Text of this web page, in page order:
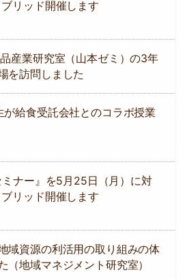
リッド開催します
産業研究室（山本ゼミ）の3年
を訪問しました
給食受託会社とのコラボ授業
ミナー』を5月25日（月）に対
リッド開催します
域資源の利活用の取り組みの体
（地域マネジメント研究室）